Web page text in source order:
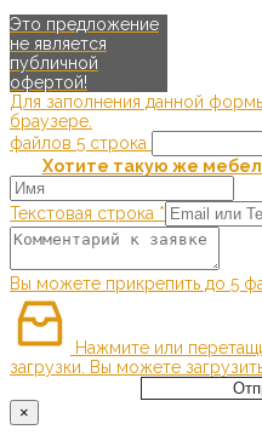
Это предложение
не является
публичной
офертой!
Для заполнения данной
браузере.
файлов 5 строка
Хотите такую же
Текстовая строка *
Вы можете прикрепить до 5
Нажмите или
загрузки. Вы можете
×